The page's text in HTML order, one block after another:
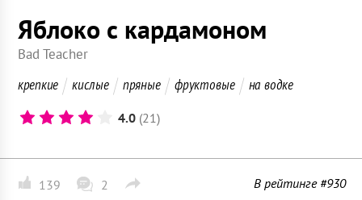
Яблоко с кардамоном
Bad Teacher
крепкие кислые пряные фруктовые на водке
4.0 (21)
139 2 В рейтинге #930